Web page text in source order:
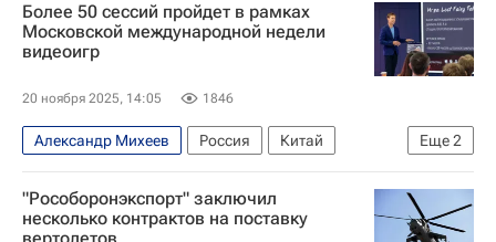
Более 50 сессий пройдет в рамках
Московской международной недели
видеоигр
20 ноября 2025, 14:05 1846
Еще2
Александр Михеев Россия
Китай
Индия
Андрей Воронков (тренер, волейбол)
"Рособоронэкспорт" заключил
несколько контрактов на поставку